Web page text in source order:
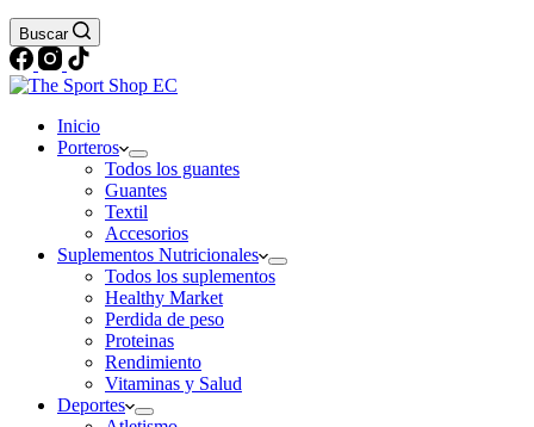
Buscar
Inicio
Porteros
Todos los guantes
Guantes
Textil
Accesorios
Suplementos Nutricionales
Todos los suplementos
Healthy Market
Perdida de peso
Proteinas
Rendimiento
Vitaminas y Salud
Deportes